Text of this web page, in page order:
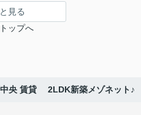
見る
ップへ
央 賃貸 2LDK新築メゾネット♪